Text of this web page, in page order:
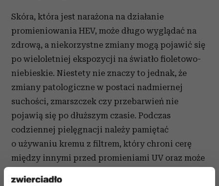
Skóra, która jest narażona na działanie
promieniowania HEV, może długo wyglądać na
zdrową, a niekorzystne zmiany mogą pojawić się
po wieloletniej ekspozycji na światło fioletowo-
niebieskie. Niestety nie znaczy to jednak, że
zmiany patologiczne w postaci nadmiernej
suchości, zmarszczek czy przebarwień nie
pojawią się po dłuższym czasie. Podczas
codziennej pielęgnacji należy pamiętać
o używaniu kremu z filtrem, który chroni cerę
między innymi przed promieniami UV oraz może